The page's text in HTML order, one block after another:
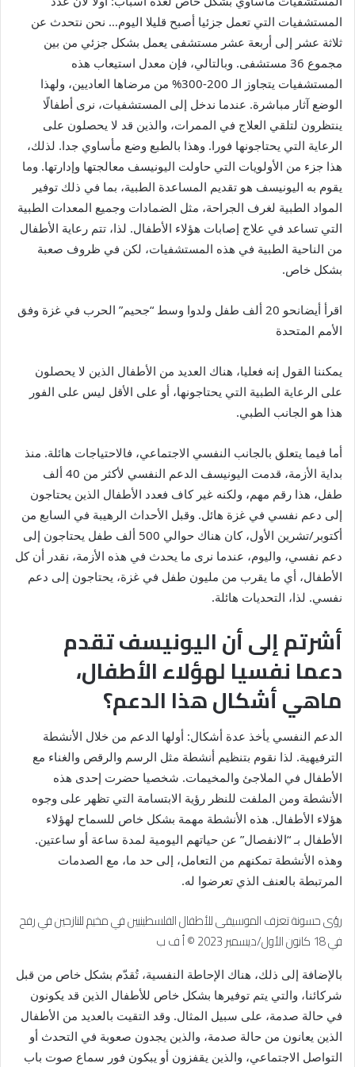
المستشفيات التي تعمل جزئيا أصبح قليلا اليوم… نحن نتحدث عن
ثلاثة عشر إلى أربعة عشر مستشفى يعمل بشكل جزئي من بين
مجموع 36 مستشفى. وبالتالي، فإن معدل استيعاب هذه
المستشفيات يتجاوز الـ 200-300% من مرضاها العاديين، ولهذا
الوضع آثار مباشرة. عندما ندخل إلى المستشفيات، نرى أطفالًا
ينتظرون لتلقي العلاج في الممرات، والذين قد لا يحصلون على
الرعاية التي يحتاجونها فورا. وهذا بالطبع وضع مأساوي جدا. لذلك،
هذا جزء من الأولويات التي حاولت اليونيسف معالجتها وإدارتها. وما
يقوم به اليونيسف هو تقديم المساعدة الطبية، بما في ذلك توفير
المواد الطبية لغرف الجراحة، مثل الضمادات وجميع المعدات الطبية
التي تساعد في علاج إصابات هؤلاء الأطفال. لذا، تتم رعاية الأطفال
من الناحية الطبية في هذه المستشفيات، لكن في ظروف صعبة
بشكل خاص.
اقرأ أيضا
نحو 20 ألف طفل ولدوا وسط “جحيم” الحرب في غزة وفق
الأمم المتحدة
يمكننا القول إنه فعليا، هناك العديد من الأطفال الذين لا يحصلون
على الرعاية الطبية التي يحتاجونها، أو على الأقل ليس على الفور
هذا هو الجانب الطبي.
أما فيما يتعلق بالجانب النفسي الاجتماعي، فالاحتياجات هائلة. منذ
بداية الأزمة، قدمت اليونيسف الدعم النفسي لأكثر من 40 ألف
طفل، هذا رقم مهم، ولكنه غير كاف فعدد الأطفال الذين يحتاجون
إلى دعم نفسي في غزة هائل. وقبل الأحداث الرهيبة في السابع من
أكتوبر/تشرين الأول، كان هناك حوالي 500 ألف طفل يحتاجون إلى
دعم نفسي، واليوم، عندما نرى ما يحدث في هذه الأزمة، نقدر أن كل
الأطفال، أي ما يقرب من مليون طفل في غزة، يحتاجون إلى دعم
نفسي. لذا، التحديات هائلة.
أشرتم إلى أن اليونيسف تقدم
دعما نفسيا لهؤلاء الأطفال،
ماهي أشكال هذا الدعم؟
الدعم النفسي يأخذ عدة أشكال: أولها الدعم من خلال الأنشطة
الترفيهية. لذا نقوم بتنظيم أنشطة مثل الرسم والرقص والغناء مع
الأطفال في الملاجئ والمخيمات. شخصيا حضرت إحدى هذه
الأنشطة ومن الملفت للنظر رؤية الابتسامة التي تظهر على وجوه
هؤلاء الأطفال. هذه الأنشطة مهمة بشكل خاص للسماح لهؤلاء
الأطفال بـ “الانفصال” عن حياتهم اليومية لمدة ساعة أو ساعتين.
وهذه الأنشطة تمكنهم من التعامل، إلى حد ما، مع الصدمات
المرتبطة بالعنف الذي تعرضوا له.
رؤى حسونة تعزف الموسيقى للأطفال الفلسطينيين في مخيم للنازحين في رفح
في 18 كانون الأول/ديسمبر 2023
© أ ف ب
بالإضافة إلى ذلك، هناك الإحاطة النفسية، تُقدّم بشكل خاص من قبل
شركائنا، والتي يتم توفيرها بشكل خاص للأطفال الذين قد يكونون
في حالة صدمة، على سبيل المثال. وقد التقيت بالعديد من الأطفال
الذين يعانون من حالة صدمة، والذين يجدون صعوبة في التحدث أو
التواصل الاجتماعي، والذين يقفزون أو يبكون فور سماع صوت باب